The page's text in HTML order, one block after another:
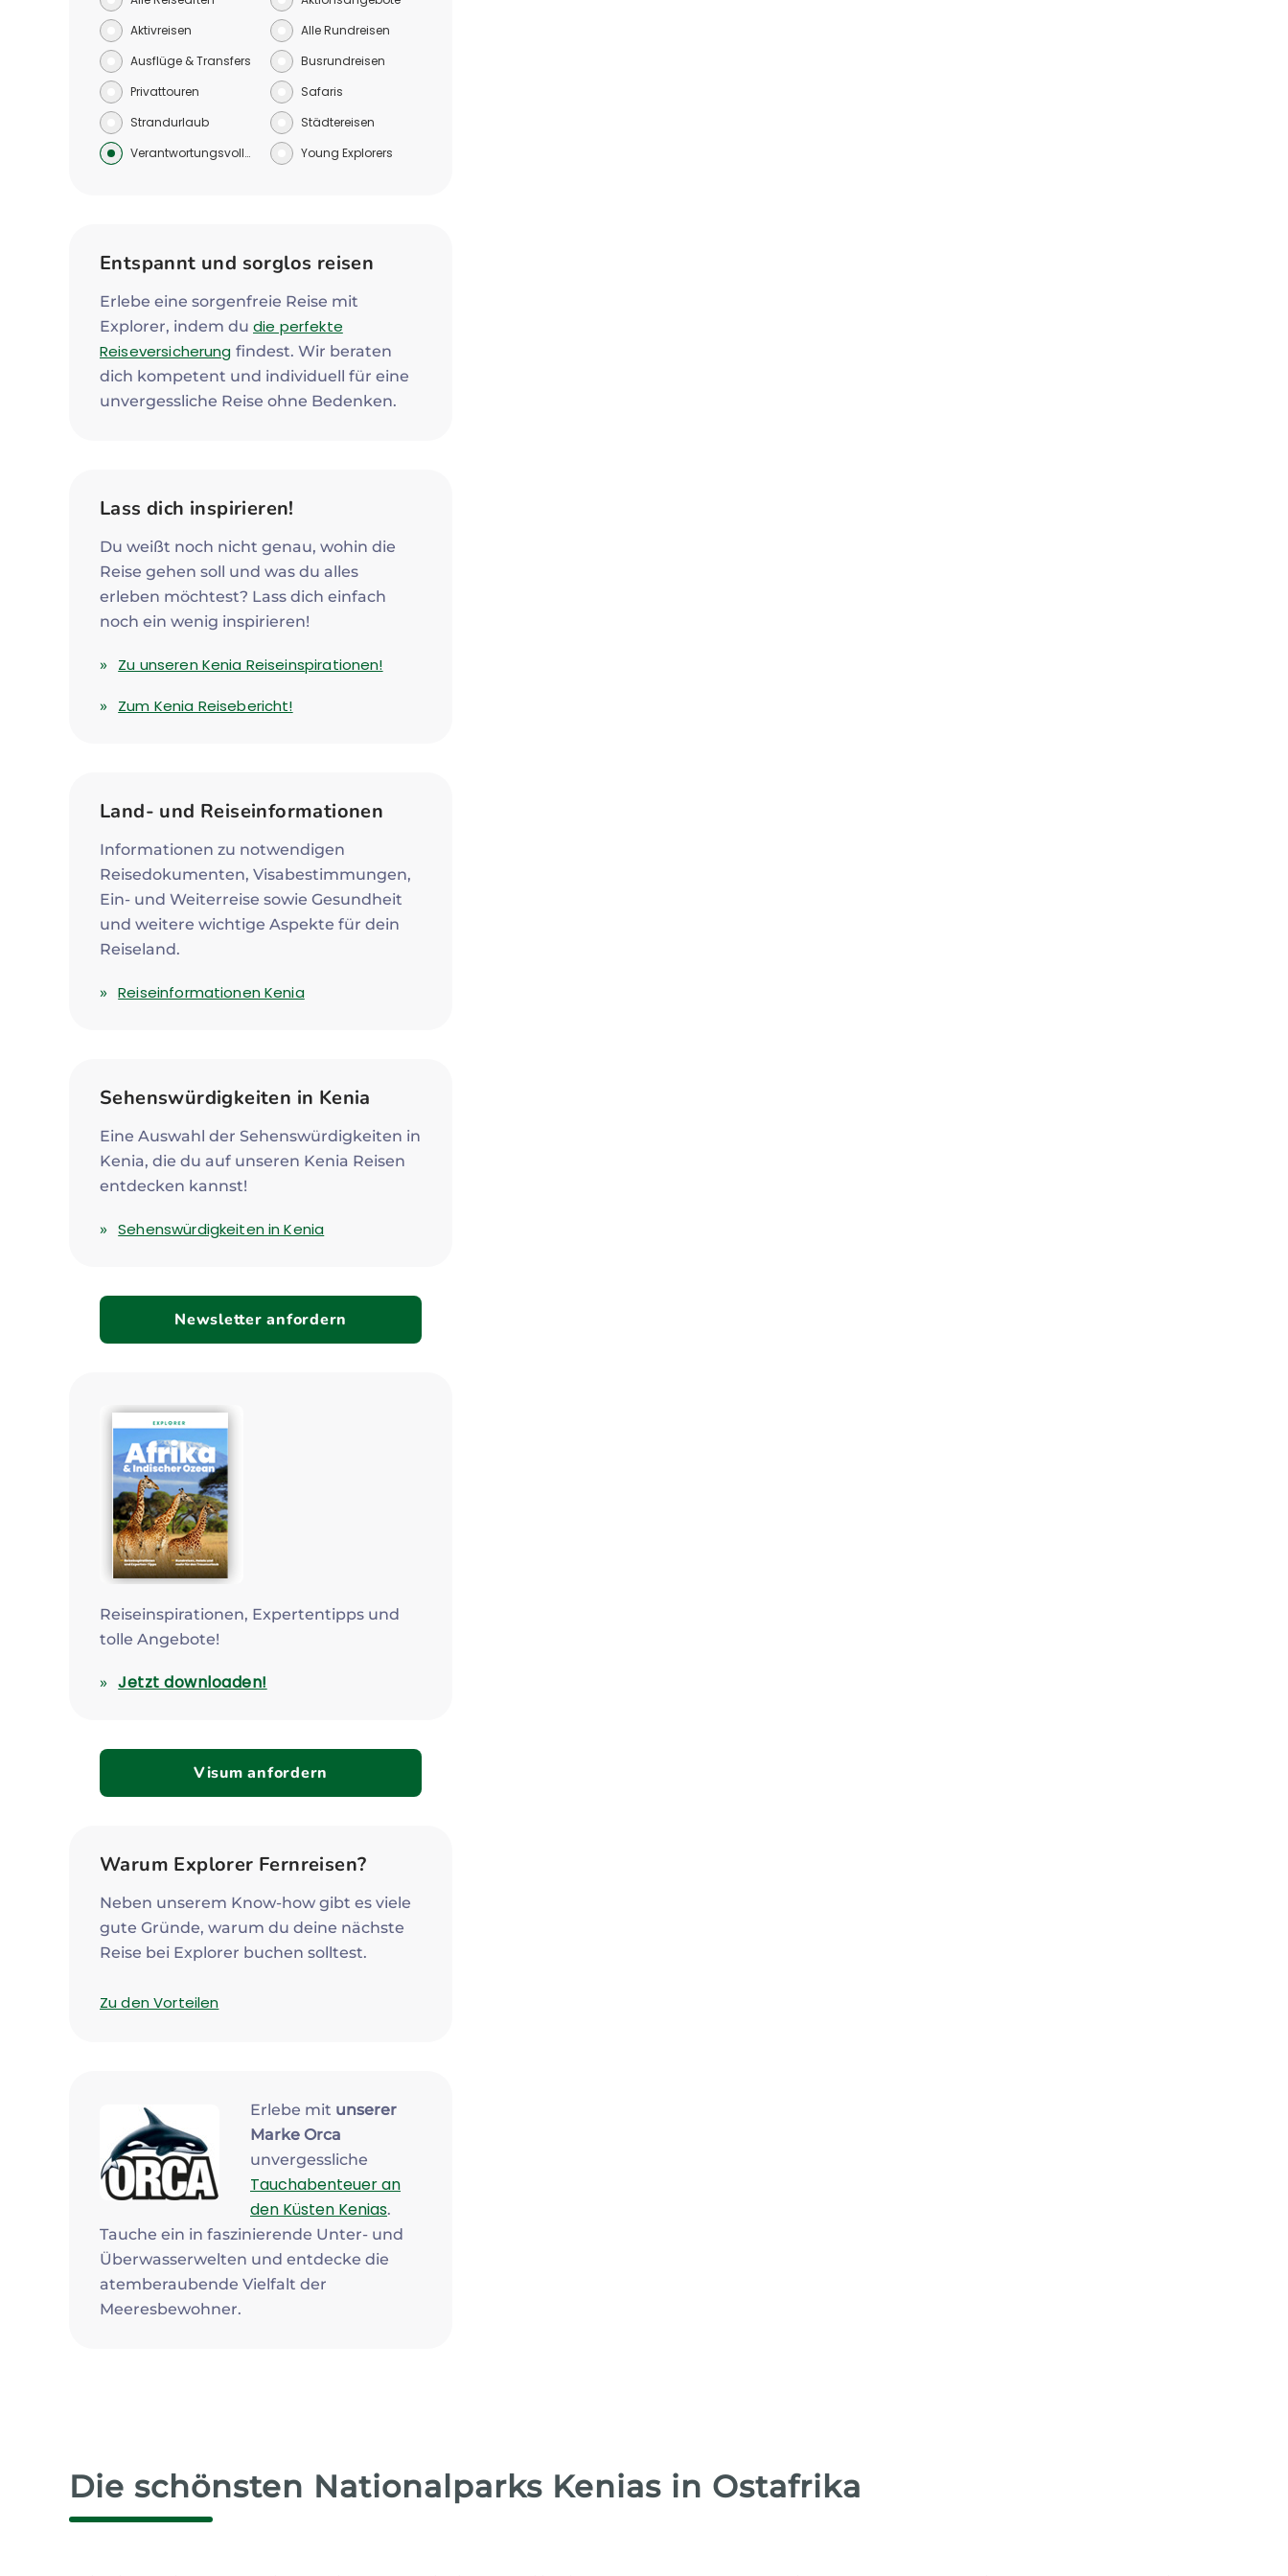
Aktivreisen
Alle Rundreisen
Ausflüge & Transfers
Busrundreisen
Privattouren
Safaris
Strandurlaub
Städtereisen
Verantwortungsvoll reisen
Young Explorers
Entspannt und sorglos reisen
Erlebe eine sorgenfreie Reise mit
Explorer, indem du die perfekte
Reiseversicherung findest. Wir beraten
dich kompetent und individuell für eine
unvergessliche Reise ohne Bedenken.
Lass dich inspirieren!
Du weißt noch nicht genau, wohin die
Reise gehen soll und was du alles
erleben möchtest? Lass dich einfach
noch ein wenig inspirieren!
Zu unseren Kenia Reiseinspirationen!
Zum Kenia Reisebericht!
Land- und Reiseinformationen
Informationen zu notwendigen
Reisedokumenten, Visabestimmungen,
Ein- und Weiterreise sowie Gesundheit
und weitere wichtige Aspekte für dein
Reiseland.
Reiseinformationen Kenia
Sehenswürdigkeiten in Kenia
Eine Auswahl der Sehenswürdigkeiten in
Kenia, die du auf unseren Kenia Reisen
entdecken kannst!
Sehenswürdigkeiten in Kenia
Newsletter anfordern
Reiseinspirationen, Expertentipps und
tolle Angebote!
Jetzt downloaden!
Visum anfordern
Warum Explorer Fernreisen?
Neben unserem Know-how gibt es viele
gute Gründe, warum du deine nächste
Reise bei Explorer buchen solltest.
Zu den Vorteilen
Erlebe mit unserer
Marke Orca
unvergessliche
Tauchabenteuer an
den Küsten Kenias.
Tauche ein in faszinierende Unter- und
Überwasserwelten und entdecke die
atemberaubende Vielfalt der
Meeresbewohner.
Die schönsten Nationalparks Kenias in Ostafrika